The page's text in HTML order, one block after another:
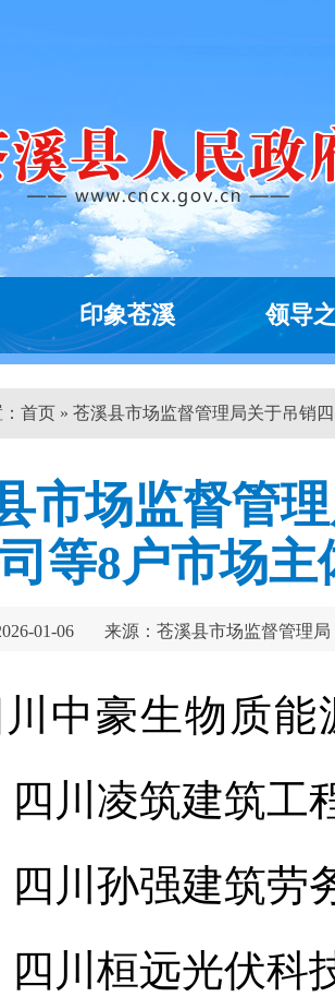
印象苍溪 领导
首页 » 苍溪县市场监督管理局关于吊销
市场监督管
等8户市场
01-06 来源：苍溪县市场监督管理局
川中豪生物质
四川凌筑建筑工
四川孙强建筑劳
四川桓远光伏科